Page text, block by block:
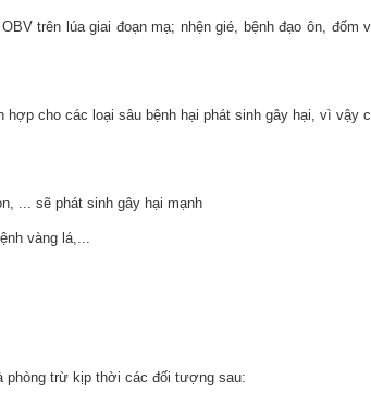
trên lúa giai đoạn mạ; nhện gié, bệnh đạo ôn, đốm
cho các loại sâu bệnh hại phát sinh gây hại, vì vậy
... sẽ phát sinh gây hại mạnh
vàng lá,...
phòng trừ kịp thời các đối tượng sau: